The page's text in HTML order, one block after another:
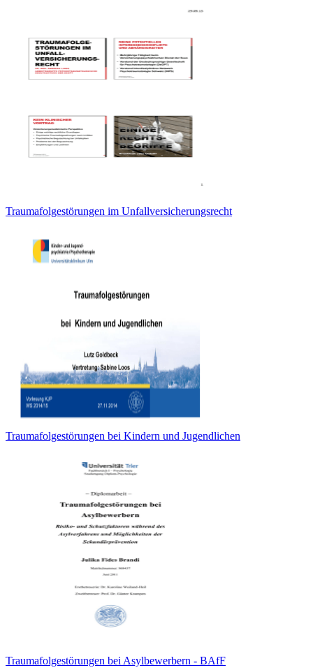
Traumafolgestörungen im Unfallversicherungsrecht
Traumafolgestörungen bei Kindern und Jugendlichen
Traumafolgestörungen bei Asylbewerbern - BAfF